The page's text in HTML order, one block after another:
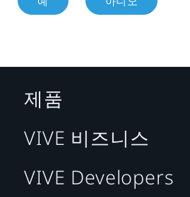
제품
VIVE 비즈니스
VIVE Developers